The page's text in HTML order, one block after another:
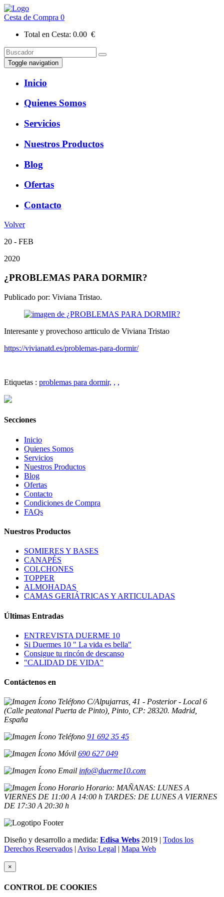
Cesta de Compra 0
Total en Cesta: 0.00 €
Toggle navigation
Inicio
Quienes Somos
Servicios
Nuestros Productos
Blog
Ofertas
Contacto
Volver
20 - FEB
2020
¿PROBLEMAS PARA DORMIR?
Publicado por: Viviana Tristao.
Interesante y provechoso artticulo de Viviana Tristao
https://vivianatd.es/problemas-para-dormir/
Etiquetas : problemas para dormir, , ,
Secciones
Inicio
Quienes Somos
Servicios
Nuestros Productos
Blog
Ofertas
Contacto
Condiciones de Compra
FAQs
Nuestros Productos
SOMIERES Y BASES
CANAPÉS
COLCHONES
TOPPER
ALMOHADAS
CAMAS GERIÁTRICAS Y ARTICULADAS
Últimas Entradas
ENTREVISTA DUERME 10
Si Duermes 10 " La vida es bella"
Consigue tu rincón de descanso
"CALIDAD DE VIDA"
Contáctenos en
C/Alpujarras, 41 - Posterior - Local 6
(Calle peatonal Puerta de Pinto), Pinto, CP: 28320. Madrid,
España
91 692 35 45
690 627 049
info@duerme10.com
Horario: MAÑANAS: LUNES A
VIERNES DE 11:00 A 14:00 h TARDES: DE LUNES A VIERNES
DE 17:30 A 20:30 h
Diseño y desarrollo a medida: Edisa Webs 2019 | Todos los
Derechos Reservados | Aviso Legal | Mapa Web
×
CONTROL DE COOKIES